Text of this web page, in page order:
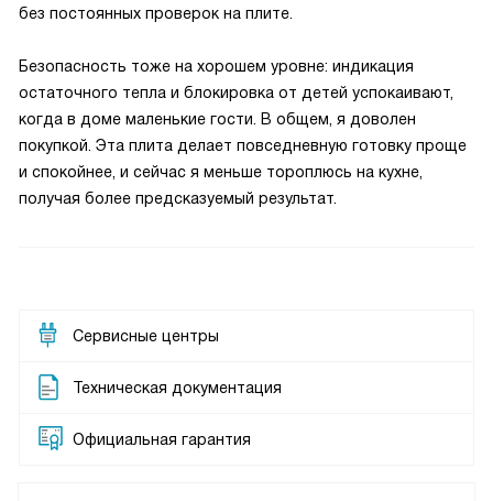
без постоянных проверок на плите.
Безопасность тоже на хорошем уровне: индикация
остаточного тепла и блокировка от детей успокаивают,
когда в доме маленькие гости. В общем, я доволен
покупкой. Эта плита делает повседневную готовку проще
и спокойнее, и сейчас я меньше тороплюсь на кухне,
получая более предсказуемый результат.
Сервисные центры
Техническая документация
Официальная гарантия